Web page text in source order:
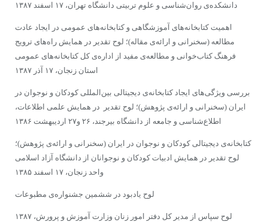
دانشکده‌ی روان‌شناسی و علوم تربیتی دانشگاه تهران، ۱۷ اسفند ۱۳۸۷
اهمیت کتابخانه‌های آموزشگاهی و کتابخانه‌های عمومی در ایجاد عادت
مطالعه (سخنرانی و ارائه‌ی مقاله)؛ لوح تقدیر در همایش راه‌های ترویج
فرهنگ کتاب‌خوانی و مطالعه‌ی مفید از اداره‌ی کل کتابخانه‌های عمومی
استان زنجان، ۱۷ آذر ۱۳۸۷
بررسی ویژگی‌های ایجاد کتابخانه‌ی دیجیتالی بین‌المللی کودکان و نوجوان در
ایران (سخنرانی و ارائه‌ی پژوهش)؛ لوح تقدیر در همایش علمی اطلاعات،
اطلاع‌شناسی و جامعه از دانشگاه بیرجند، ۲۶ و۲۷ اردیبهشت ۱۳۸۶
کتابخانه‌ی دیجیتالی کودکان و نوجوان در ایران (سخنرانی و ارائه‌ی پژوهش)؛
لوح تقدیر در همایش ادبیات کودکان و نوجوانان از دانشگاه آزاد اسلامی
واحد زنجان، ۱۷ اسفند ۱۳۸۵
لوح یادبود در ششمین جشنواره‌ی مطبوعات
لوح سپاس از مدیر کل دفتر امور زنان وزارت آموزش و پرورش، ۱۳۸۷